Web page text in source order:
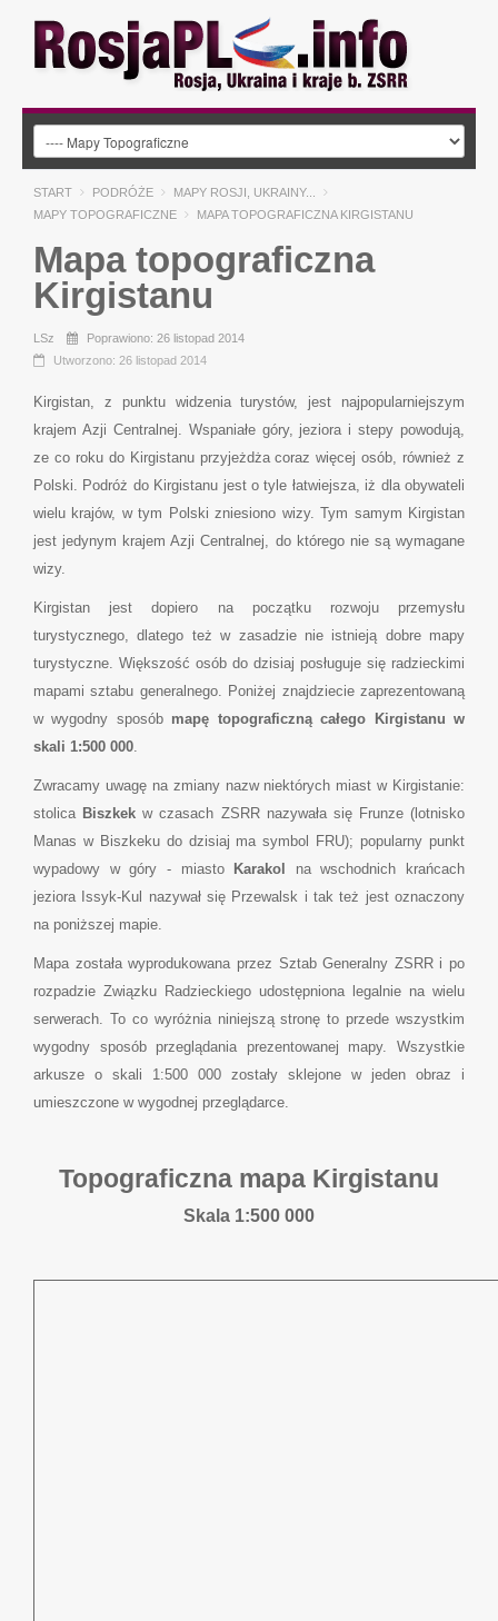
START PODRÓŻE
MAPY ROSJI, UKRAINY...
MAPY TOPOGRAFICZNE
MAPA TOPOGRAFICZNA KIRGISTANU
Mapa topograficzna
Kirgistanu
LSz
Poprawiono: 26 listopad 2014
Utworzono: 26 listopad 2014
Kirgistan, z punktu widzenia turystów, jest najpopularniejszym
krajem Azji Centralnej. Wspaniałe góry, jeziora i stepy powodują,
ze co roku do Kirgistanu przyjeżdża coraz więcej osób, również z
Polski. Podróż do Kirgistanu jest o tyle łatwiejsza, iż dla obywateli
wielu krajów, w tym Polski zniesiono wizy. Tym samym Kirgistan
jest jedynym krajem Azji Centralnej, do którego nie są wymagane
wizy.
Kirgistan jest dopiero na początku rozwoju przemysłu
turystycznego, dlatego też w zasadzie nie istnieją dobre mapy
turystyczne. Większość osób do dzisiaj posługuje się radzieckimi
mapami sztabu generalnego. Poniżej znajdziecie zaprezentowaną
w wygodny sposób mapę topograficzną całego Kirgistanu w
skali 1:500 000.
Zwracamy uwagę na zmiany nazw niektórych miast w Kirgistanie:
stolica Biszkek w czasach ZSRR nazywała się Frunze (lotnisko
Manas w Biszkeku do dzisiaj ma symbol FRU); popularny punkt
wypadowy w góry - miasto
Karakol
na wschodnich krańcach
jeziora Issyk-Kul nazywał się Przewalsk i tak też jest oznaczony
na poniższej mapie.
Mapa została wyprodukowana przez Sztab Generalny ZSRR i po
rozpadzie Związku Radzieckiego udostępniona legalnie na wielu
serwerach. To co wyróżnia niniejszą stronę to przede wszystkim
wygodny sposób przeglądania prezentowanej mapy. Wszystkie
arkusze o skali 1:500 000 zostały sklejone w jeden obraz i
umieszczone w wygodnej przeglądarce.
Topograficzna mapa Kirgistanu
Skala 1:500 000